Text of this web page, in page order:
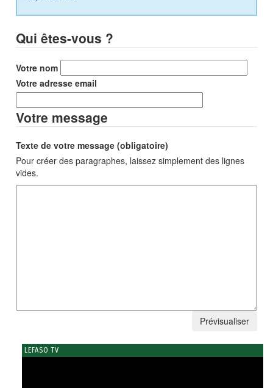
Qui êtes-vous ?
Votre nom
Votre adresse email
Votre message
Texte de votre message (obligatoire)
Pour créer des paragraphes, laissez simplement des lignes
vides.
LEFASO TV